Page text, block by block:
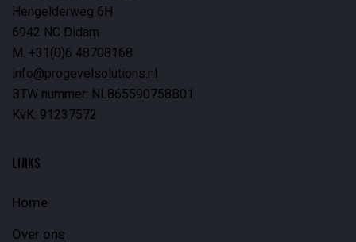
Hengelderweg 6H
6942 NC Didam
M. +31(0)6 48708168
info@progevelsolutions.nl
BTW nummer: NL865590758B01
KvK: 91237572
LINKS
Home
Over ons